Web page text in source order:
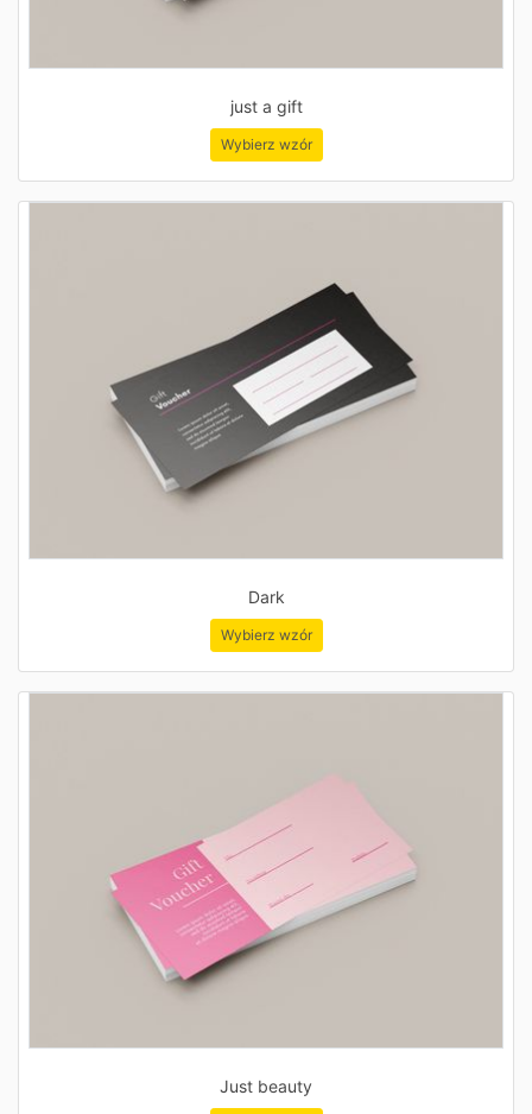
just a gift
Wybierz wzór
Dark
Wybierz wzór
Just beauty